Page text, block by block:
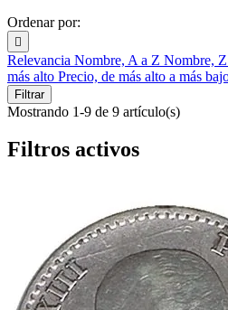
Ordenar por:

Relevancia Nombre, A a Z Nombre,
más alto Precio, de más alto a más
Filtrar
Mostrando 1-9 de 9 artículo(s)
Filtros activos